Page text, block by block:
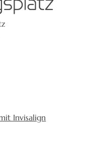
Invisalign